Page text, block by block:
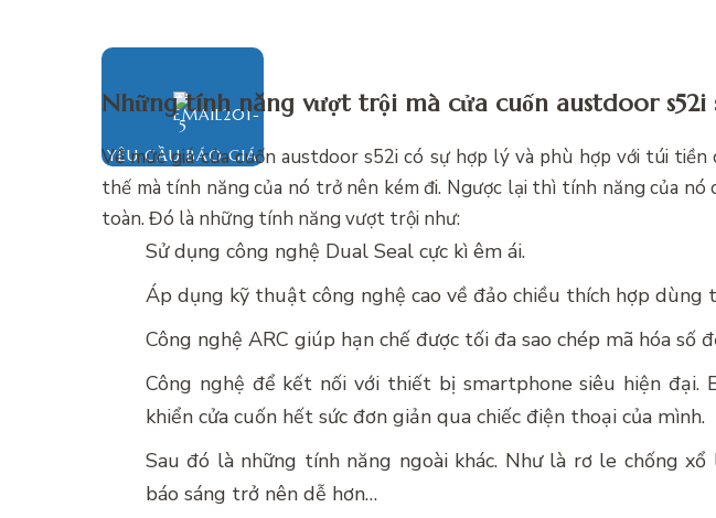
YÊU CẦU BÁO GIÁ
Những tính năng vượt trội mà cửa cuốn austdoor s52i
Về mứcgiá cửa cuốn austdoor s52i có sự hợp lý và phù hợp với túi
thế mà tính năng của nó trở nên kém đi. Ngược lại thì tính năng của nó
toàn. Đó là những tính năng vượt trội như:
Sử dụng công nghệ Dual Seal cực kì êm ái.
Áp dụng kỹ thuật công nghệ cao về đảo chiều thích hợp dùng
Công nghệ ARC giúp hạn chế được tối đa sao chép mã hóa số
Công nghệ để kết nối với thiết bị smartphone siêu hiện
khiển cửa cuốn hết sức đơn giản qua chiếc điện thoại của mình.
Sau đó là những tính năng ngoài khác. Như là rơ le chống
báo sáng trở nên dễ hơn…